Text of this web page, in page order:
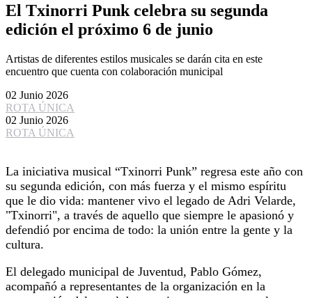
El Txinorri Punk celebra su segunda
edición el próximo 6 de junio
Artistas de diferentes estilos musicales se darán cita en este
encuentro que cuenta con colaboración municipal
02 Junio 2026
ROTA ÚNICA
02 Junio 2026
ROTA ÚNICA
La iniciativa musical “Txinorri Punk” regresa este año con
su segunda edición, con más fuerza y el mismo espíritu
que le dio vida: mantener vivo el legado de Adri Velarde,
"Txinorri", a través de aquello que siempre le apasionó y
defendió por encima de todo: la unión entre la gente y la
cultura.
El delegado municipal de Juventud, Pablo Gómez,
acompañó a representantes de la organización en la